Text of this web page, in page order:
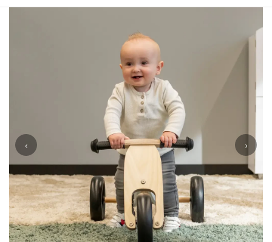
‹ ›